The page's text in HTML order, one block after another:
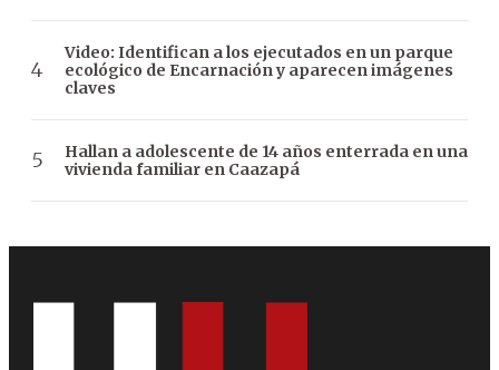
Video: Identifican a los ejecutados en un parque
ecológico de Encarnación y aparecen imágenes
claves
Hallan a adolescente de 14 años enterrada en una
vivienda familiar en Caazapá